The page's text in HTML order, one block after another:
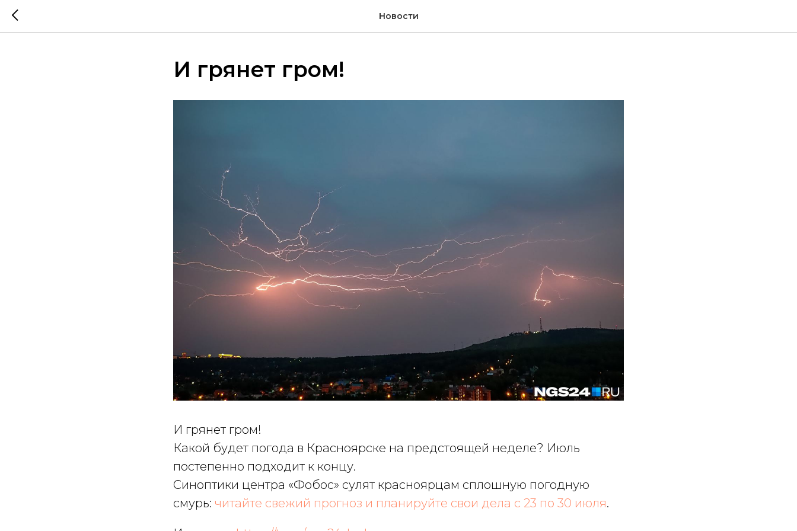
Новости
И грянет гром!
И грянет гром!
Какой будет погода в Красноярске на предстоящей неделе? Июль
постепенно подходит к концу.
Синоптики центра «Фобос» сулят красноярцам сплошную погодную
смурь: читайте свежий прогноз и планируйте свои дела с 23 по 30 июля.